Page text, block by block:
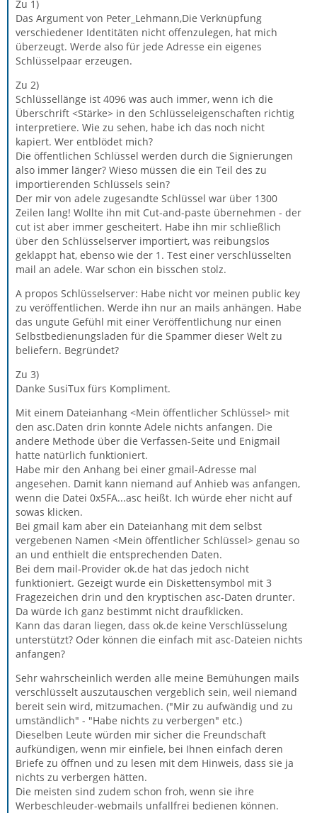
Zu 1)
Das Argument von Peter_Lehmann,Die Verknüpfung
verschiedener Identitäten nicht offenzulegen, hat mich
überzeugt. Werde also für jede Adresse ein eigenes
Schlüsselpaar erzeugen.
Zu 2)
Schlüssellänge ist 4096 was auch immer, wenn ich die
Überschrift <Stärke> in den Schlüsseleigenschaften richtig
interpretiere. Wie zu sehen, habe ich das noch nicht
kapiert. Wer entblödet mich?
Die öffentlichen Schlüssel werden durch die Signierungen
also immer länger? Wieso müssen die ein Teil des zu
importierenden Schlüssels sein?
Der mir von adele zugesandte Schlüssel war über 1300
Zeilen lang! Wollte ihn mit Cut-and-paste übernehmen - der
cut ist aber immer gescheitert. Habe ihn mir schließlich
über den Schlüsselserver importiert, was reibungslos
geklappt hat, ebenso wie der 1. Test einer verschlüsselten
mail an adele. War schon ein bisschen stolz.
A propos Schlüsselserver: Habe nicht vor meinen public key
zu veröffentlichen. Werde ihn nur an mails anhängen. Habe
das ungute Gefühl mit einer Veröffentlichung nur einen
Selbstbedienungsladen für die Spammer dieser Welt zu
beliefern. Begründet?
Zu 3)
Danke SusiTux fürs Kompliment.
Mit einem Dateianhang <Mein öffentlicher Schlüssel> mit
den asc.Daten drin konnte Adele nichts anfangen. Die
andere Methode über die Verfassen-Seite und Enigmail
hatte natürlich funktioniert.
Habe mir den Anhang bei einer gmail-Adresse mal
angesehen. Damit kann niemand auf Anhieb was anfangen,
wenn die Datei 0x5FA...asc heißt. Ich würde eher nicht auf
sowas klicken.
Bei gmail kam aber ein Dateianhang mit dem selbst
vergebenen Namen <Mein öffentlicher Schlüssel> genau so
an und enthielt die entsprechenden Daten.
Bei dem mail-Provider ok.de hat das jedoch nicht
funktioniert. Gezeigt wurde ein Diskettensymbol mit 3
Fragezeichen drin und den kryptischen asc-Daten drunter.
Da würde ich ganz bestimmt nicht draufklicken.
Kann das daran liegen, dass ok.de keine Verschlüsselung
unterstützt? Oder können die einfach mit asc-Dateien nichts
anfangen?
Sehr wahrscheinlich werden alle meine Bemühungen mails
verschlüsselt auszutauschen vergeblich sein, weil niemand
bereit sein wird, mitzumachen. ("Mir zu aufwändig und zu
umständlich" - "Habe nichts zu verbergen" etc.)
Dieselben Leute würden mir sicher die Freundschaft
aufkündigen, wenn mir einfiele, bei Ihnen einfach deren
Briefe zu öffnen und zu lesen mit dem Hinweis, dass sie ja
nichts zu verbergen hätten.
Die meisten sind zudem schon froh, wenn sie ihre
Werbeschleuder-webmails unfallfrei bedienen können.